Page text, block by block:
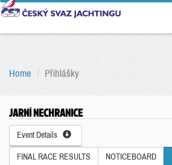
Home Přihlášky
JARNÍ NECHRANICE
Event Details
FINAL RACE RESULTS NOTICEBOARD